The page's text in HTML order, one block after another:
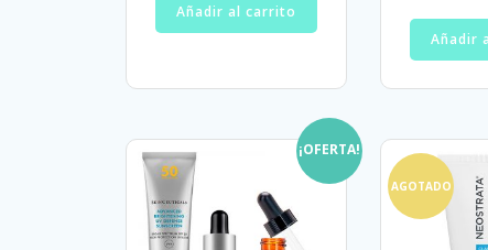
Añadir al carrito
Añadir
¡OFERTA!
AGOTADO